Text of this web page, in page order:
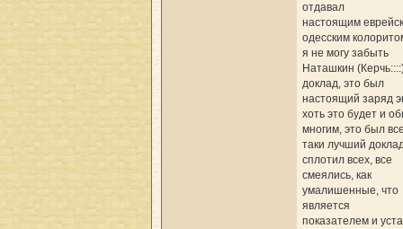
отдавал
настоящим
одесским
я не могу забыть
Наташкин
доклад, это был
настоящий заряд
хоть это будет и
многим, это был
таки лучший
сплотил всех, все
смеялись, как
умалишенные, что
является
показателем и